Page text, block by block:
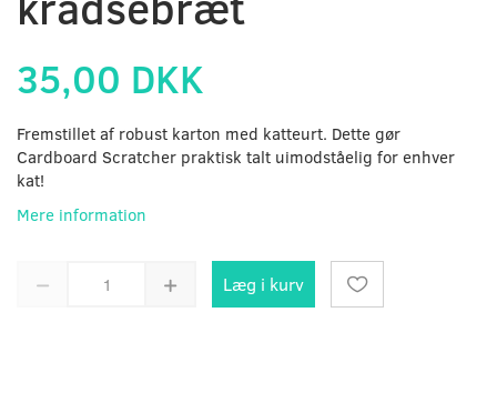
35,00 DKK
Fremstillet af robust karton med katteurt. Dette gør
Cardboard Scratcher praktisk talt uimodståelig for enhver
kat!
Mere information
Læg i kurv